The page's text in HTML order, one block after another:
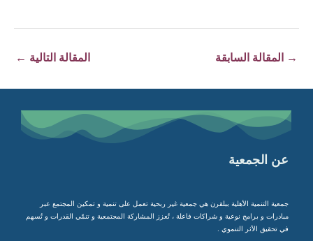
→ المقالة السابقة المقالة التالية ←
عن الجمعية
جمعية التنمية الأهلية ببلقرن هي جمعية غير ربحية تعمل على تنمية و تمكين المجتمع عبر
مبادرات و برامج نوعية و شراكات فاعلة ، تُعزز المشاركة المجتمعية و تنمّي القدرات و تُسهم
في تحقيق الأثر التنموي .